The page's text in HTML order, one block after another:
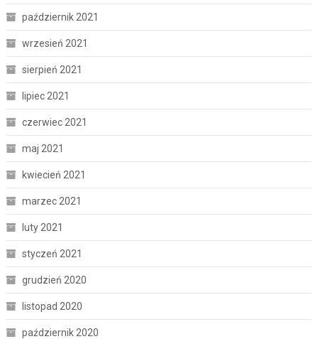
październik 2021
wrzesień 2021
sierpień 2021
lipiec 2021
czerwiec 2021
maj 2021
kwiecień 2021
marzec 2021
luty 2021
styczeń 2021
grudzień 2020
listopad 2020
październik 2020